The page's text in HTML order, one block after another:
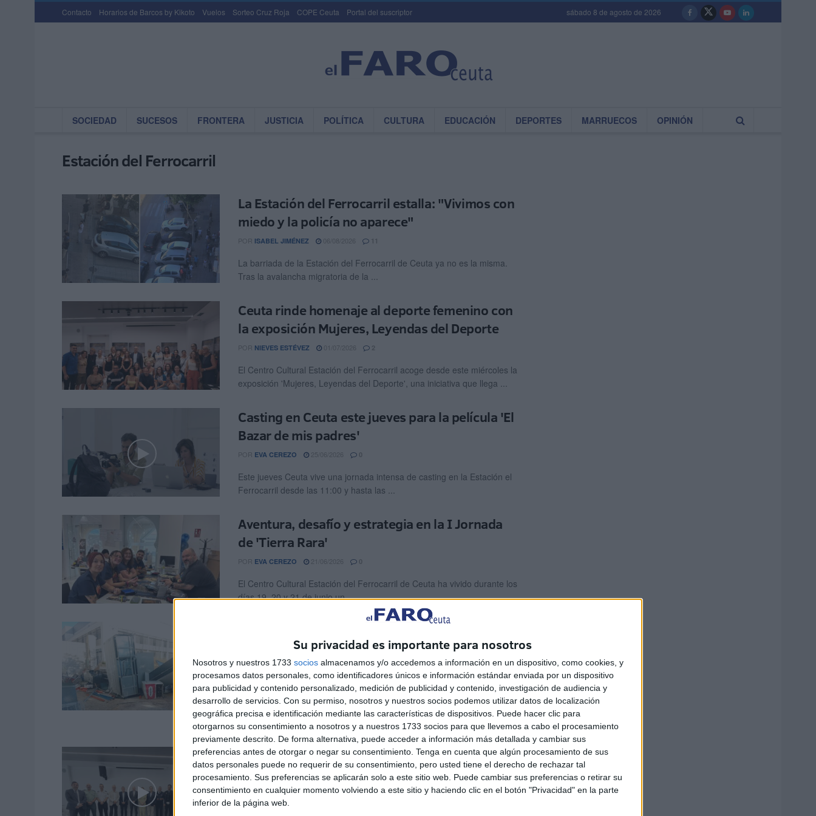
Su privacidad es importante para nosotros
Nosotros y nuestros 1733 socios almacenamos y/o accedemos a información en un dispositivo, como cookies, y
procesamos datos personales, como identificadores únicos e información estándar enviada por un dispositivo
para publicidad y contenido personalizado, medición de publicidad y contenido, investigación de audiencia y
desarrollo de servicios. Con su permiso, nosotros y nuestros socios podemos utilizar datos de localización
geográfica precisa e identificación mediante las características de dispositivos. Puede hacer clic para
otorgarnos su consentimiento a nosotros y a nuestros 1733 socios para que llevemos a cabo el procesamiento
previamente descrito. De forma alternativa, puede acceder a información más detallada y cambiar sus
preferencias antes de otorgar o negar su consentimiento. Tenga en cuenta que algún procesamiento de sus
datos personales puede no requerir de su consentimiento, pero usted tiene el derecho de rechazar tal
procesamiento. Sus preferencias se aplicarán solo a este sitio web. Puede cambiar sus preferencias o retirar su
consentimiento en cualquier momento volviendo a este sitio y haciendo clic en el botón "Privacidad" en la parte
inferior de la página web.
Contacto Horarios de Barcos by Kikoto Vuelos Sorteo Cruz Roja COPE Ceuta Portal del suscriptor sábado 8 de agosto de 2026
SOCIEDAD SUCESOS FRONTERA JUSTICIA POLÍTICA CULTURA EDUCACIÓN DEPORTES MARRUECOS OPINIÓN
Estación del Ferrocarril
La Estación del Ferrocarril estalla: "Vivimos con
miedo y la policía no aparece"
POR ISABEL JIMÉNEZ 11
La barriada de la Estación del Ferrocarril de Ceuta ya no es la misma.
Tras la avalancha migratoria de la ...
Ceuta rinde homenaje al deporte femenino con
la exposición Mujeres, Leyendas del Deporte
POR NIEVES ESTÉVEZ 01/07/2026 2
El Centro Cultural Estación del Ferrocarril acoge desde este miércoles la
exposición 'Mujeres, Leyendas del Deporte', una iniciativa que llega ...
Casting en Ceuta este jueves para la película 'El
Bazar de mis padres'
POR EVA CEREZO 0
Este jueves Ceuta vive una jornada intensa de casting en la Estación el
Ferrocarril desde las 11:00 y hasta las ...
Aventura, desafío y estrategia en la I Jornada
de 'Tierra Rara'
POR EVA CEREZO 0
El Centro Cultural Estación del Ferrocarril de Ceuta ha vivido durante los
días 19, 20 y 21 de junio un ...
electrodomésticos y chatarra junto a la colonia
felina de la Estación
POR PALOMA ABAD 14/06/2026 1
La barriada de la Estación albergaba hasta hace poco uno de los
rincones más cuidados de su entorno: un solar ...
Delegación homenajea el compromiso y la
solidaridad con la Medalla de Protección Civil
POR DIEGO NARANJO 09/06/2026 0